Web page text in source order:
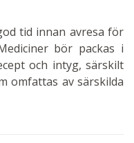
tid innan avresa för
bör packas i
och intyg, särskilt
omfattas av särskilda